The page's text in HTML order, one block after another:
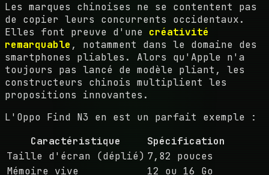
Les marques chinoises ne se contentent pas
de copier leurs concurrents occidentaux.
Elles font preuve d'une créativité
remarquable , notamment dans le domaine des
smartphones pliables. Alors qu'Apple n'a
toujours pas lancé de modèle pliant, les
constructeurs chinois multiplient les
propositions innovantes.
L'Oppo Find N3 en est un parfait exemple :
Caractéristique
Spécification
Taille d'écran (déplié) 7,82 pouces
Mémoire vive
12 ou 16 Go